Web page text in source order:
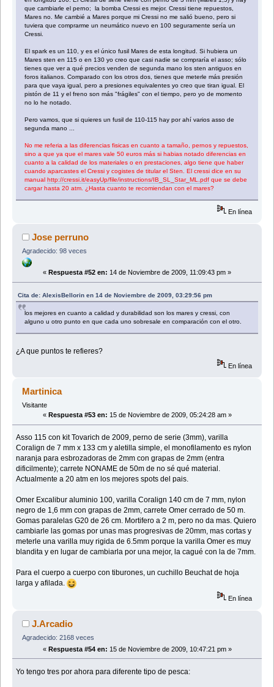
que cambiarle el perno; la bomba Cressi es mejor. Cressi tiene repuestos,
Mares no. Me cambié a Mares porque mi Cressi no me salió bueno, pero si
tuviera que comprarme un neumático nuevo en 100 seguramente sería un
Cressi.
El spark es un 110, y es el único fusil Mares de esta longitud. Si hubiera un
Mares sten en 115 o en 130 yo creo que casi nadie se compraría el asso; sólo
tienes que ver a qué precios venden de segunda mano los sten antiguos en
foros italianos. Comparado con los otros dos, tienes que meterle más presión
para que vaya igual, pero a presiones equivalentes yo creo que tiran igual. El
pistón de 11 y el freno son más "frágiles" con el tiempo, pero yo de momento
no lo he notado.
Pero vamos, que si quieres un fusil de 110-115 hay por ahí varios asso de
segunda mano ...
No me referia a las diferencias fisicas en cuanto a tamaño, pernos y repuestos,
sino a que ya que el mares vale 50 euros más si habias notado diferencias en
cuanto a la calidad de los materiales o en prestaciones, algo tiene que haber
cuando aparcastes el Cressi y cogistes de titular el Sten. El cressi dice en su
manualhttp://cressi.it/easyUp/file/instructions/IB_SL_Star_ML.pdf que se debe
cargar hasta 20 atm. ¿Hasta cuanto te recomiendan con el mares?
En línea
Jose perruno
Agradecido: 98 veces
« Respuesta #52 en: 14 de Noviembre de 2009, 11:09:43 pm »
Cita de: AlexisBellorin en 14 de Noviembre de 2009, 03:29:56 pm
los mejores en cuanto a calidad y durabilidad son los mares y cressi, con
alguno u otro punto en que cada uno sobresale en comparación con el otro.
¿A que puntos te refieres?
En línea
Martinica
Visitante
« Respuesta #53 en: 15 de Noviembre de 2009, 05:24:28 am »
Asso 115 con kit Tovarich de 2009, perno de serie (3mm), varilla
Coralign de 7 mm x 133 cm y aletilla simple, el monofilamento es nylon
naranja para esbrozadoras de 2mm con grapas de 2mm (entra
dificilmente); carrete NONAME de 50m de no sé qué material.
Actualmente a 20 atm en los mejores spots del pais.
Omer Excalibur aluminio 100, varilla Coralign 140 cm de 7 mm, nylon
negro de 1,6 mm con grapas de 2mm, carrete Omer cerrado de 50 m.
Gomas paralelas G20 de 26 cm. Mortifero a 2 m, pero no da mas. Quiero
cambiarle las gomas por unas mas progresivas de 20mm, mas cortas y
meterle una varilla muy rigida de 6.5mm porque la varilla Omer es muy
blandita y en lugar de cambiarla por una mejor, la cagué con la de 7mm.
Para el cuerpo a cuerpo con tiburones, un cuchillo Beuchat de hoja
larga y afilada.
En línea
J.Arcadio
Agradecido: 2168 veces
« Respuesta #54 en: 15 de Noviembre de 2009, 10:47:21 pm »
Yo tengo tres por ahora para diferente tipo de pesca: